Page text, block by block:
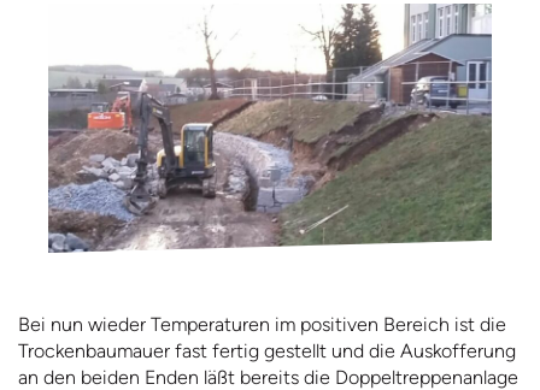
Bei nun wieder Temperaturen im positiven Bereich ist die
Trockenbaumauer fast fertig gestellt und die Auskofferung
an den beiden Enden läßt bereits die Doppeltreppenanlage